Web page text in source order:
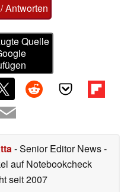
Antworten
Quelle
- Senior Editor News-
auf Notebookcheck
seit 2007